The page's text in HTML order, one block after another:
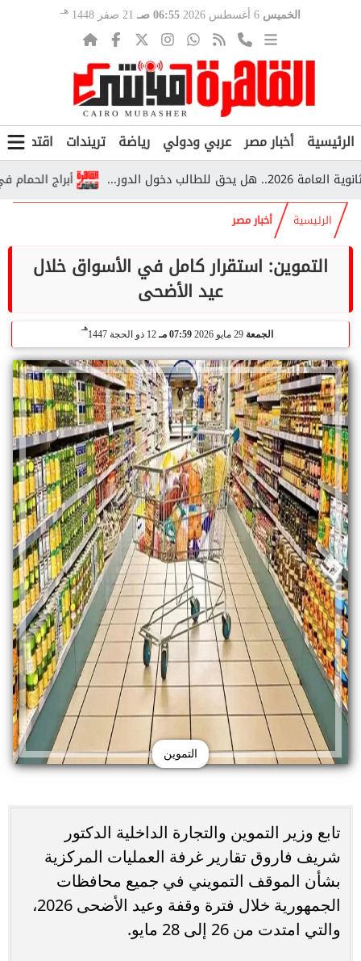
الخميس 06:55 صـ 21 صفر 1448 هـ
الرئيسية أخبار مصر عربي ودولي رياضة تريندات اقتصاد
أبراج الحمام في
الرئيسية أخبار مصر
التموين: استقرار كامل في الأسواق خلال
عيد الأضحى
الجمعة 07:59 مـ 12 ذو الحجة 1447
هـ
التموين
تابع وزير التموين والتجارة الداخلية الدكتور
شريف فاروق تقارير غرفة العمليات المركزية
بشأن الموقف التمويني في جميع محافظات
الجمهورية خلال فترة وقفة وعيد الأضحى 2026،
والتي امتدت من 26 إلى 28 مايو.